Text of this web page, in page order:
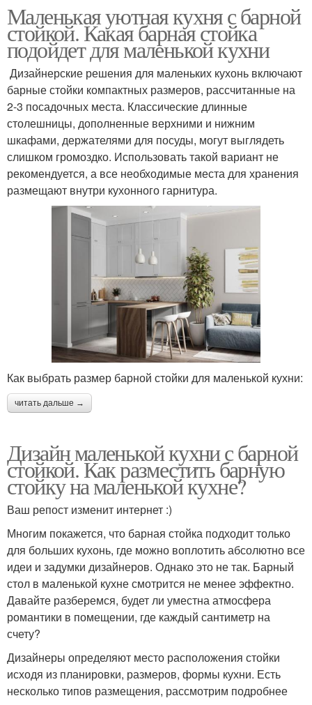
Маленькая уютная кухня с барной
стойкой. Какая барная стойка
подойдет для маленькой кухни
Дизайнерские решения для маленьких кухонь включают
барные стойки компактных размеров, рассчитанные на
2-3 посадочных места. Классические длинные
столешницы, дополненные верхними и нижним
шкафами, держателями для посуды, могут выглядеть
слишком громоздко. Использовать такой вариант не
рекомендуется, а все необходимые места для хранения
размещают внутри кухонного гарнитура.
Как выбрать размер барной стойки для маленькой кухни:
читать дальше →
Дизайн маленькой кухни с барной
стойкой. Как разместить барную
стойку на маленькой кухне?
Ваш репост изменит интернет :)
Многим покажется, что барная стойка подходит только
для больших кухонь, где можно воплотить абсолютно все
идеи и задумки дизайнеров. Однако это не так. Барный
стол в маленькой кухне смотрится не менее эффектно.
Давайте разберемся, будет ли уместна атмосфера
романтики в помещении, где каждый сантиметр на
счету?
Дизайнеры определяют место расположения стойки
исходя из планировки, размеров, формы кухни. Есть
несколько типов размещения, рассмотрим подробнее